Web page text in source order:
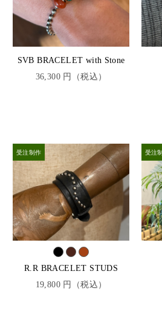
SVB BRACELET with Stone
36,300 円（税込）
R.R BRACELET STUDS
19,800 円（税込）